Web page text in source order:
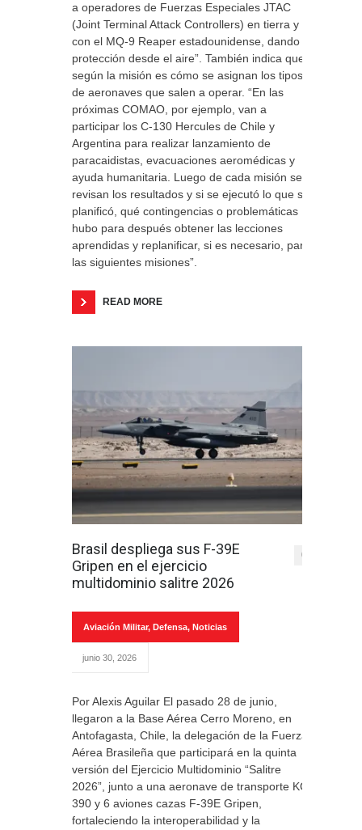
a operadores de Fuerzas Especiales JTAC
(Joint Terminal Attack Controllers) en tierra y
con el MQ-9 Reaper estadounidense, dando
protección desde el aire”. También indica que
según la misión es cómo se asignan los tipos
de aeronaves que salen a operar. “En las
próximas COMAO, por ejemplo, van a
participar los C-130 Hercules de Chile y
Argentina para realizar lanzamiento de
paracaidistas, evacuaciones aeromédicas y
ayuda humanitaria. Luego de cada misión se
revisan los resultados y si se ejecutó lo que se
planificó, qué contingencias o problemáticas
hubo para después obtener las lecciones
aprendidas y replanificar, si es necesario, para
las siguientes misiones”.
READ MORE
Brasil despliega sus F-39E
Gripen en el ejercicio
multidominio salitre 2026
0
Aviación Militar, Defensa, Noticias
junio 30, 2026
Por Alexis Aguilar El pasado 28 de junio,
llegaron a la Base Aérea Cerro Moreno, en
Antofagasta, Chile, la delegación de la Fuerza
Aérea Brasileña que participará en la quinta
versión del Ejercicio Multidominio “Salitre
2026”, junto a una aeronave de transporte KC-
390 y 6 aviones cazas F-39E Gripen,
fortaleciendo la interoperabilidad y la